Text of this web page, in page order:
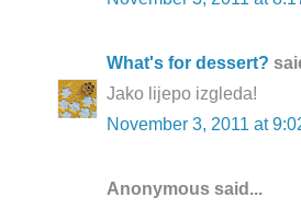
What's for dessert?
Jako lijepo izgleda!
November 3, 2011 at
Anonymous said...